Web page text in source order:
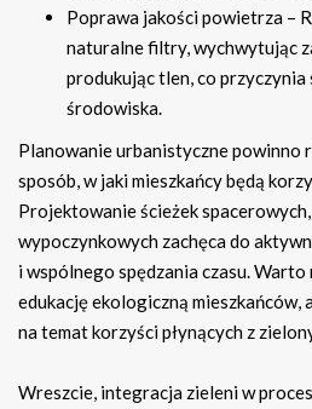
Poprawa jakości powietrza –
naturalne filtry, wychwytując
produkując tlen, co przyczynia
środowiska.
Planowanie urbanistyczne powinno
sposób, w jaki mieszkańcy będą
Projektowanie ścieżek
wypoczynkowych zachęca do
i wspólnego spędzania czasu.
edukację ekologiczną mieszkańców,
na temat korzyści płynących z
Wreszcie, integracja zieleni w